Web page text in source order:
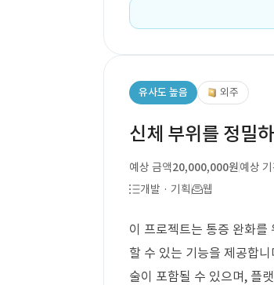
유사도 높음 외주
신체 부위를 정밀
예상 금액20,000,000원예상
개발 · 기획
웹
이 프로젝트는 통증 완화를
할 수 있는 기능을 제공합
술이 포함될 수 있으며, 플